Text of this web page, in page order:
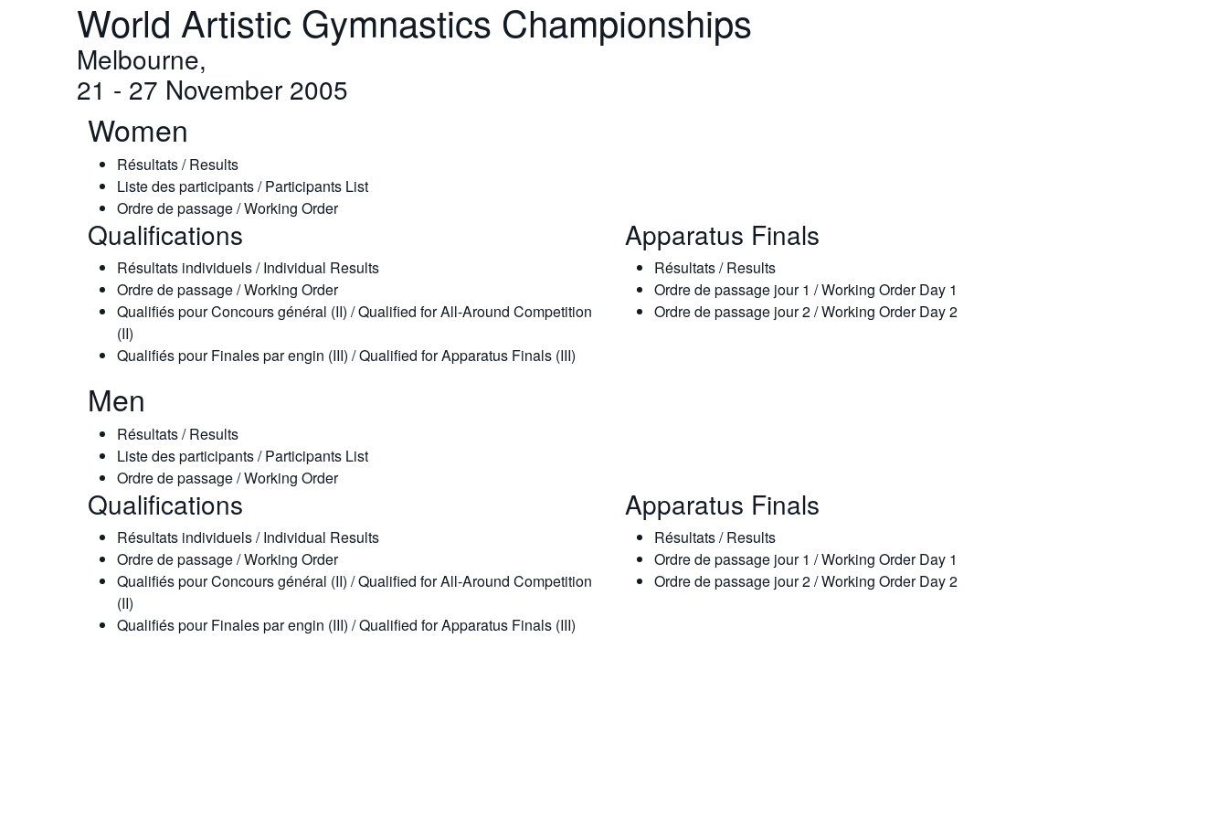
World Artistic Gymnastics Championships
Melbourne,
21 - 27 November 2005
Women
Résultats / Results
Liste des participants / Participants List
Ordre de passage / Working Order
Qualifications
Résultats individuels / Individual Results
Ordre de passage / Working Order
Qualifiés pour Concours général (II) / Qualified for All-Around Competition
(II)
Qualifiés pour Finales par engin (III) / Qualified for Apparatus Finals (III)
Apparatus Finals
Résultats / Results
Ordre de passage jour 1 / Working Order Day 1
Ordre de passage jour 2 / Working Order Day 2
Men
Résultats / Results
Liste des participants / Participants List
Ordre de passage / Working Order
Qualifications
Résultats individuels / Individual Results
Ordre de passage / Working Order
Qualifiés pour Concours général (II) / Qualified for All-Around Competition
(II)
Qualifiés pour Finales par engin (III) / Qualified for Apparatus Finals (III)
Apparatus Finals
Résultats / Results
Ordre de passage jour 1 / Working Order Day 1
Ordre de passage jour 2 / Working Order Day 2